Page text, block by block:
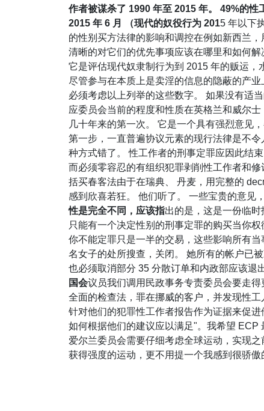
作者被谋杀了 1990 年至 2015 年。 49%的
2015 年 6 月 （现代的奴役行为 2015 年以下
的性别买方法律的影响和调控在例如新西兰
清晰的对它们的优先事项应该在哪里和如何
它是评估现代奴隶制行为到 2015 年的贩运，
尽管参与在本质上是卖淫的信息的隐蔽的产
必须考虑以上列举的这些数字。 如果没有适
应委员会当前的程度和性质在英格兰和威尔
几十年来的第一次。 它是一个具有强烈意见
第一步，一直普遍协议元素的现行法律是不
种方式错了。 性工作者的刑事定罪应因此结
而必须零容忍的有组织犯罪剥削性工作者和
括买春客法由于在瑞典、 丹麦，用完整的
感到欣喜若狂。 他们听了。 一些宝贵的意见
性是完全不同，应该指出的是，这是一份临
只能有一个决定性别的刑事定罪的购买当你
你不能定罪只是一半的交易，这些影响所有
名女子的处所搜查，关闭。 她所有的帐户已
也必须取消部分 35 分散订单和内政部应该退
国会议员我们调用民政事务专责委员会要走
全面的检查法，罪在挪威的客户，并发现性
针对他们的犯罪性工作者报告作为证据来促
如何根据他们的建议应以满足"。我希望
爱尔兰委员会需要仔细考虑全球运动，实现
获得强度的运动，更不用提一个我感到很骄